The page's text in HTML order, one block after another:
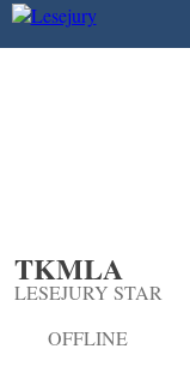
TKMLA
LESEJURY STAR
OFFLINE